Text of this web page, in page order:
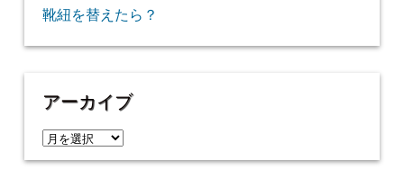
靴紐を替えたら？
アーカイブ
ア
ー